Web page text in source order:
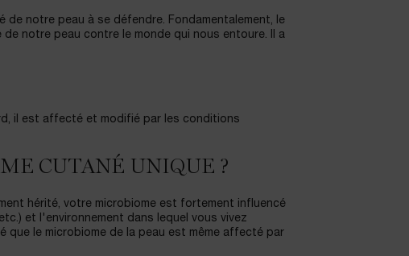
notre peau à se défendre. Fondamentalement, le
notre peau contre le monde qui nous entoure. Il a
il est affecté et modifié par les conditions
CUTANÉ UNIQUE ?
hérité, votre microbiome est fortement influencé
et l'environnement dans lequel vous vivez
que le microbiome de la peau est même affecté par